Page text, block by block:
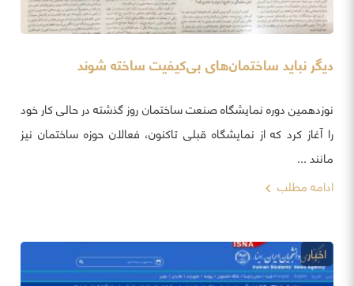
دیگر نباید ساختمان‌های بی‌کیفیت ساخته شوند
نوزدهمین دوره نمایشگاه صنعت ساختمان روز گذشته در حالی کار خود
را آغاز کرد که از نمایشگاه قبلی تاکنون، فعالان حوزه ساختمان نیز
مانند ...
ادامه مطلب
اخبار